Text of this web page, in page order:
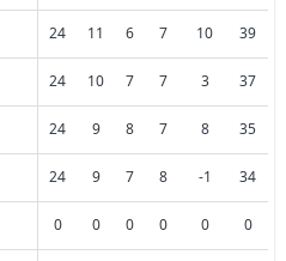
24 11 6 7 10 39
24 10 7 7 3 37
24 9 8 7 8 35
24 9 7 8 -1 34
0 0 0 0 0 0